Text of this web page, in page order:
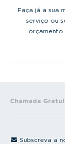
Faça já a sua
serviço ou
orçamento
Chamada
Subscreva a